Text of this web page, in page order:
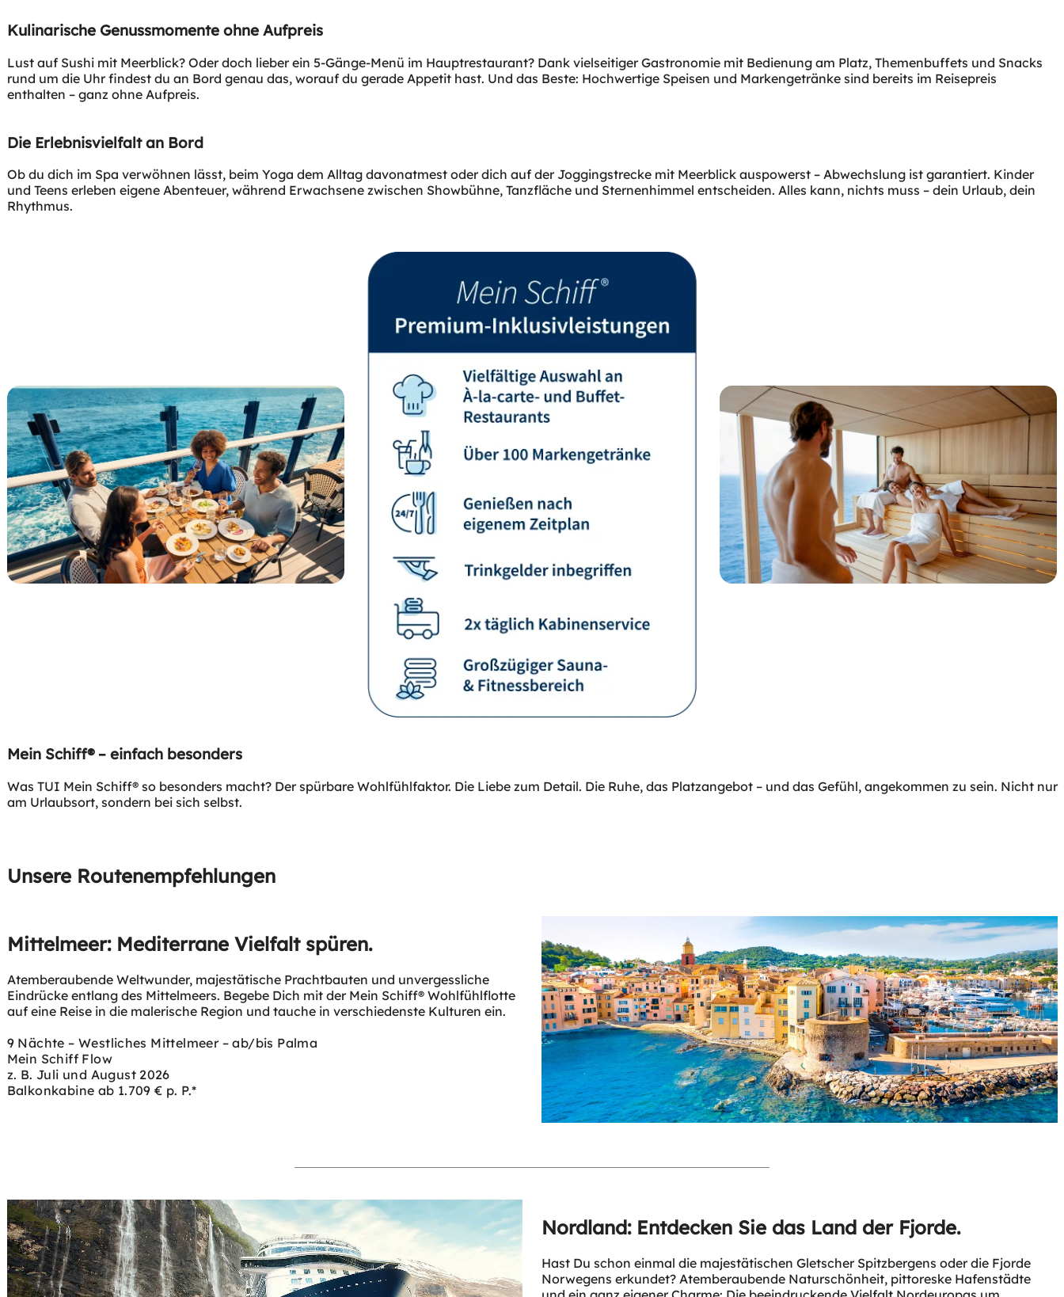
Kulinarische Genussmomente ohne Aufpreis
Lust auf Sushi mit Meerblick? Oder doch lieber ein 5-Gänge-Menü im Hauptrestaurant? Dank vielseitiger Gastronomie mit Bedienung am Platz, Themenbuffets und Snacks
rund um die Uhr findest du an Bord genau das, worauf du gerade Appetit hast. Und das Beste: Hochwertige Speisen und Markengetränke sind bereits im Reisepreis
enthalten – ganz ohne Aufpreis.
Die Erlebnisvielfalt an Bord
Ob du dich im Spa verwöhnen lässt, beim Yoga dem Alltag davonatmest oder dich auf der Joggingstrecke mit Meerblick auspowerst – Abwechslung ist garantiert. Kinder
und Teens erleben eigene Abenteuer, während Erwachsene zwischen Showbühne, Tanzfläche und Sternenhimmel entscheiden. Alles kann, nichts muss – dein Urlaub, dein
Rhythmus.
Mein Schiff® – einfach besonders
Was TUI Mein Schiff® so besonders macht? Der spürbare Wohlfühlfaktor. Die Liebe zum Detail. Die Ruhe, das Platzangebot – und das Gefühl, angekommen zu sein. Nicht nur
am Urlaubsort, sondern bei sich selbst.
Unsere Routenempfehlungen
Mittelmeer: Mediterrane Vielfalt spüren.
Atemberaubende Weltwunder, majestätische Prachtbauten und unvergessliche
Eindrücke entlang des Mittelmeers. Begebe Dich mit der Mein Schiff® Wohlfühlflotte
auf eine Reise in die malerische Region und tauche in verschiedenste Kulturen ein.
9 Nächte – Westliches Mittelmeer – ab/bis Palma
Mein Schiff Flow
z. B. Juli und August 2026
Balkonkabine ab 1.709 € p. P.*
Nordland: Entdecken Sie das Land der Fjorde.
Hast Du schon einmal die majestätischen Gletscher Spitzbergens oder die Fjorde
Norwegens erkundet? Atemberaubende Naturschönheit, pittoreske Hafenstädte